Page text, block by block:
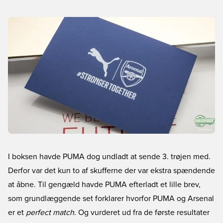
I boksen havde PUMA dog undladt at sende 3. trøjen med.
Derfor var det kun to af skufferne der var ekstra spændende
at åbne. Til gengæld havde PUMA efterladt et lille brev,
som grundlæggende set forklarer hvorfor PUMA og Arsenal
er et perfect match. Og vurderet ud fra de første resultater